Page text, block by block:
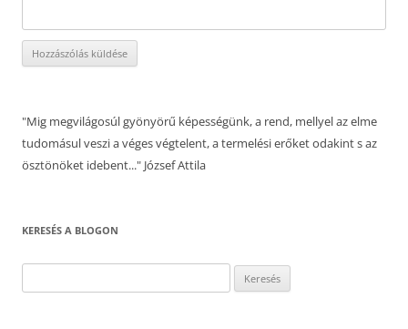
"Mig megvilágosúl gyönyörű képességünk, a rend, mellyel az elme
tudomásul veszi a véges végtelent, a termelési erőket odakint s az
ösztönöket idebent..." József Attila
KERESÉS A BLOGON